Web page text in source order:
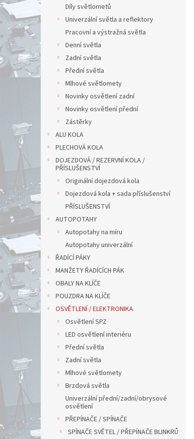
Díly světlometů
Univerzální světla a reflektory
Pracovní a výstražná světla
Denní světla
Zadní světla
Přední světla
Mlhové světlomety
Novinky osvětlení zadní
Novinky osvětlení přední
Zástěrky
ALU KOLA
PLECHOVÁ KOLA
DOJEZDOVÁ / REZERVNÍ KOLA /
PŘÍSLUŠENSTVÍ
Originální dojezdová kola
Dojezdová kola + sada příslušenství
PŘÍSLUŠENSTVÍ
AUTOPOTAHY
Autopotahy na míru
Autopotahy univerzální
ŘADÍCÍ PÁKY
MANŽETY ŘADÍCÍCH PÁK
OBALY NA KLÍČE
POUZDRA NA KLÍČE
OSVĚTLENÍ / ELEKTRONIKA
Osvětlení SPZ
LED osvětlení interiéru
Přední světla
Zadní světla
Mlhové světlomety
Brzdová světla
Univerzální přední/zadní/obrysové
osvětlení
PŘEPÍNAČE / SPÍNAČE
SPÍNAČE SVĚTEL / PŘEPÍNAČE BLINKRŮ